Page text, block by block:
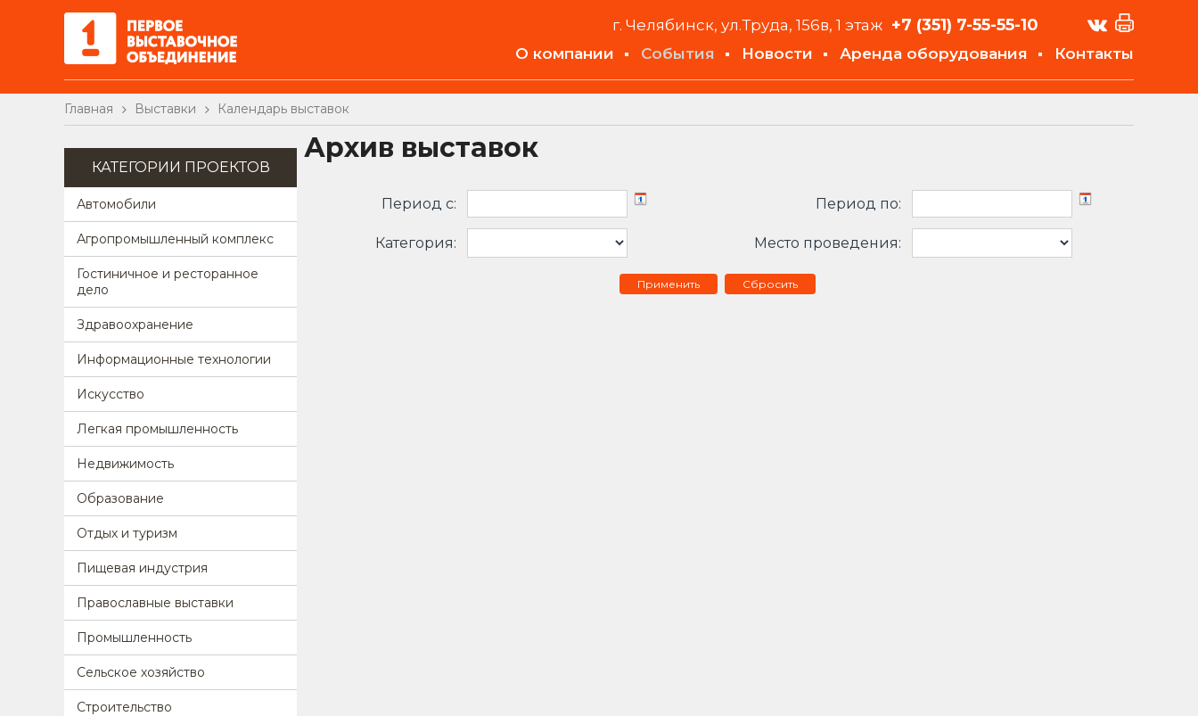
г. Челябинск, ул.Труда, 156в, 1 этаж +7 (351) 7-55-55-10
О компании События Новости Аренда оборудования Контакты
Главная Выставки Календарь выставок
КАТЕГОРИИ ПРОЕКТОВ
Автомобили
Агропромышленный комплекс
Гостиничное и ресторанное
дело
Здравоохранение
Информационные технологии
Искусство
Легкая промышленность
Недвижимость
Образование
Отдых и туризм
Пищевая индустрия
Православные выставки
Промышленность
Сельское хозяйство
Строительство
Архив выставок
Период c:
Категория:
Период по:
Место проведения:
Сбросить